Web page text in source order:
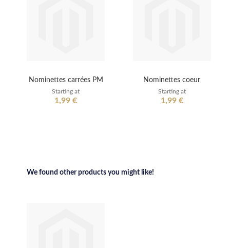
Nominettes carrées PM
Starting at
1,99 €
Nominettes coeur
Starting at
1,99 €
We found other products you might like!